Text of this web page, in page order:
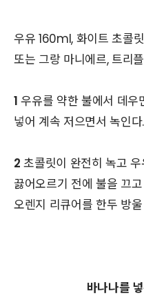
우유 160ml, 화이트 초콜
또는 그랑 마니에르, 트리
1 우유를 약한 불에서 데우
넣어 계속 저으면서 녹인다.
2 초콜릿이 완전히 녹고
끓어오르기 전에 불을 끄
오렌지 리큐어를 한두 방
바나나를